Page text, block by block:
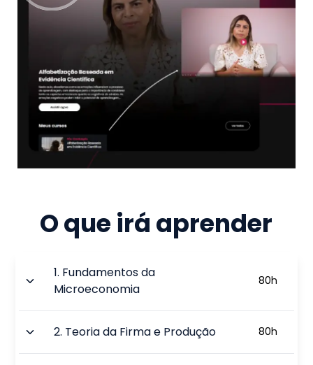
O que irá aprender
1. Fundamentos da
Microeconomia
80h
2. Teoria da Firma e Produção 80h